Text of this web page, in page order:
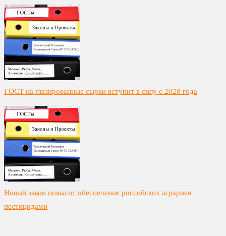
ГОСТ на глазированные сырки вступит в силу с 2028 года
Новый закон повысит обеспечение российских аграриев
пестицидами